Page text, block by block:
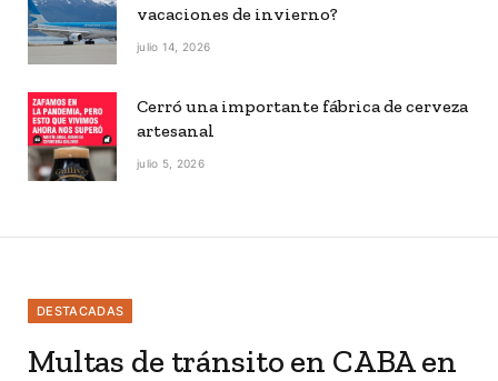
vacaciones de invierno?
julio 14, 2026
Cerró una importante fábrica de cerveza
artesanal
julio 5, 2026
DESTACADAS
Multas de tránsito en CABA en